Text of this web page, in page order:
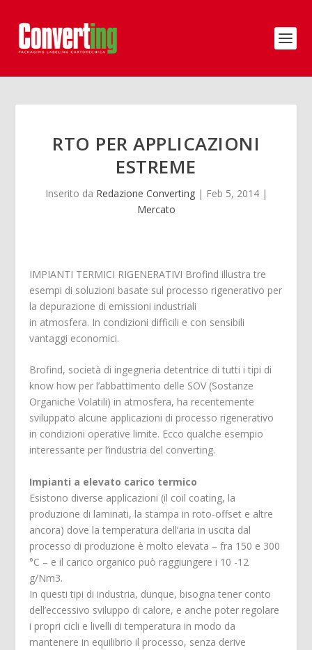
RTO PER APPLICAZIONI
ESTREME
Inserito da Redazione Converting| Feb 5, 2014|
Mercato
IMPIANTI TERMICI RIGENERATIVI Brofind illustra tre
esempi di soluzioni basate sul processo rigenerativo per
la depurazione di emissioni industriali
in atmosfera. In condizioni difficili e con sensibili
vantaggi economici.
Brofind, società di ingegneria detentrice di tutti i tipi di
know how per l’abbattimento delle SOV (Sostanze
Organiche Volatili) in atmosfera, ha recentemente
sviluppato alcune applicazioni di processo rigenerativo
in condizioni operative limite. Ecco qualche esempio
interessante per l’industria del converting.
Impianti a elevato carico termico
Esistono diverse applicazioni (il coil coating, la
produzione di laminati, la stampa in roto-offset e altre
ancora) dove la temperatura dell’aria in uscita dal
processo di produzione è molto elevata – fra 150 e 300
°C – e il carico organico può raggiungere i 10 -12
g/Nm3.
In questi tipi di industria, dunque, bisogna tener conto
dell’eccessivo sviluppo di calore, e anche poter regolare
i propri cicli e livelli di temperatura in modo da
mantenere in equilibrio il processo, senza derive